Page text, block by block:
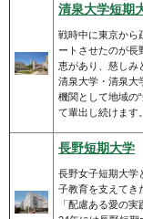
清泉大学短期
戦時中に東京から
ートさせたのが長
恵があり、慈しみ
清泉大学・清泉大
機関として地域の
て輩出し続けます。
長野短期大学
長野女子短期大学
子教育を支えてき
「配慮ある愛の